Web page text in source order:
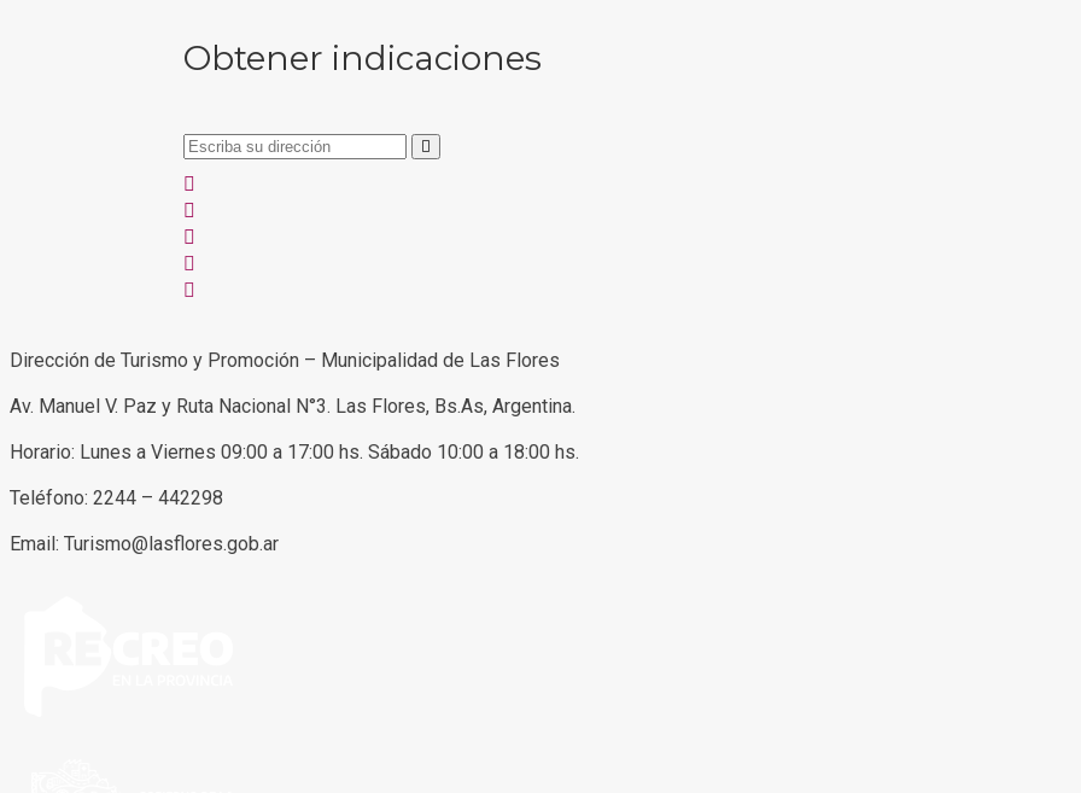
Obtener indicaciones
Dirección de Turismo y Promoción – Municipalidad de Las Flores
Av. Manuel V. Paz y Ruta Nacional N°3. Las Flores, Bs.As, Argentina.
Horario: Lunes a Viernes 09:00 a 17:00 hs. Sábado 10:00 a 18:00 hs.
Teléfono: 2244 – 442298
Email: Turismo@lasflores.gob.ar